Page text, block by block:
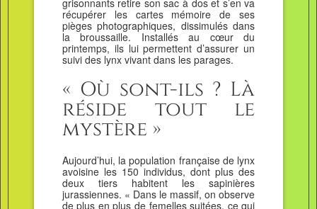
grisonnants retire son sac à dos et s’en va
récupérer les cartes mémoire de ses
pièges photographiques, dissimulés dans
la broussaille. Installés au cœur du
printemps, ils lui permettent d’assurer un
suivi des lynx vivant dans les parages.
« Où sont-ils ? Là
réside tout le
mystère »
Aujourd’hui, la population française de lynx
avoisine les 150 individus, dont plus des
deux tiers habitent les sapinières
jurassiennes. « Dans le massif, on observe
de plus en plus de femelles suitées, ce qui